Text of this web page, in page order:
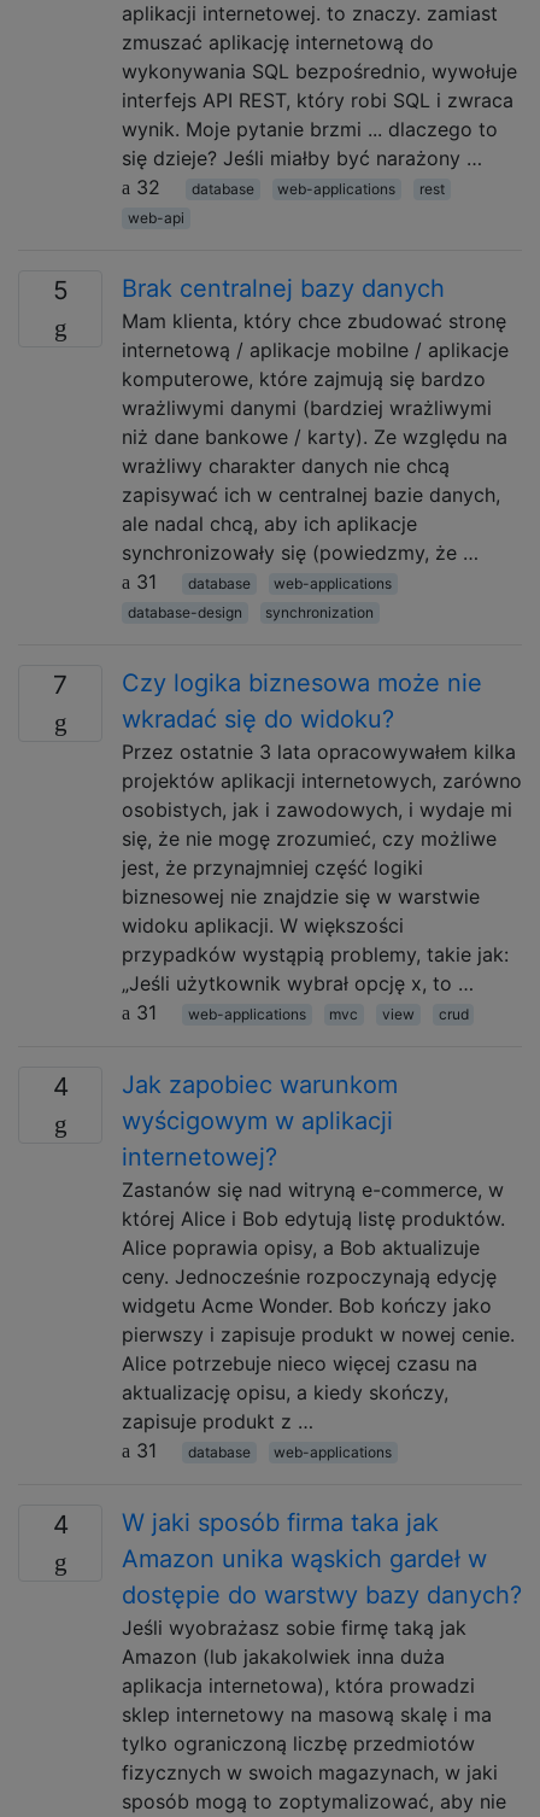
aplikacji internetowej. to znaczy. zamiast
zmuszać aplikację internetową do
wykonywania SQL bezpośrednio, wywołuje
interfejs API REST, który robi SQL i zwraca
wynik. Moje pytanie brzmi ... dlaczego to
się dzieje? Jeśli miałby być narażony …
32
database web-applications
rest
web-api
5 Brak centralnej bazy danych
Mam klienta, który chce zbudować stronę
internetową / aplikacje mobilne / aplikacje
komputerowe, które zajmują się bardzo
wrażliwymi danymi (bardziej wrażliwymi
niż dane bankowe / karty). Ze względu na
wrażliwy charakter danych nie chcą
zapisywać ich w centralnej bazie danych,
ale nadal chcą, aby ich aplikacje
synchronizowały się (powiedzmy, że …
31
database
web-applications
database-design
synchronization
7
Czy logika biznesowa może nie
wkradać się do widoku?
Przez ostatnie 3 lata opracowywałem kilka
projektów aplikacji internetowych, zarówno
osobistych, jak i zawodowych, i wydaje mi
się, że nie mogę zrozumieć, czy możliwe
jest, że przynajmniej część logiki
biznesowej nie znajdzie się w warstwie
widoku aplikacji. W większości
przypadków wystąpią problemy, takie jak:
„Jeśli użytkownik wybrał opcję x, to …
31
web-applications mvc view crud
4
Jak zapobiec warunkom
wyścigowym w aplikacji
internetowej?
Zastanów się nad witryną e-commerce, w
której Alice i Bob edytują listę produktów.
Alice poprawia opisy, a Bob aktualizuje
ceny. Jednocześnie rozpoczynają edycję
widgetu Acme Wonder. Bob kończy jako
pierwszy i zapisuje produkt w nowej cenie.
Alice potrzebuje nieco więcej czasu na
aktualizację opisu, a kiedy skończy,
zapisuje produkt z …
31
database web-applications
4
W jaki sposób firma taka jak
Amazon unika wąskich gardeł w
dostępie do warstwy bazy danych?
Jeśli wyobrażasz sobie firmę taką jak
Amazon (lub jakakolwiek inna duża
aplikacja internetowa), która prowadzi
sklep internetowy na masową skalę i ma
tylko ograniczoną liczbę przedmiotów
fizycznych w swoich magazynach, w jaki
sposób mogą to zoptymalizować, aby nie